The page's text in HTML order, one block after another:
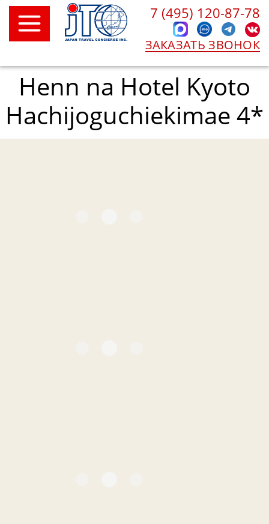
7 (495) 120-87-78
ЗАКАЗАТЬ ЗВОНОК
Henn na Hotel Kyoto
Hachijoguchiekimae 4*